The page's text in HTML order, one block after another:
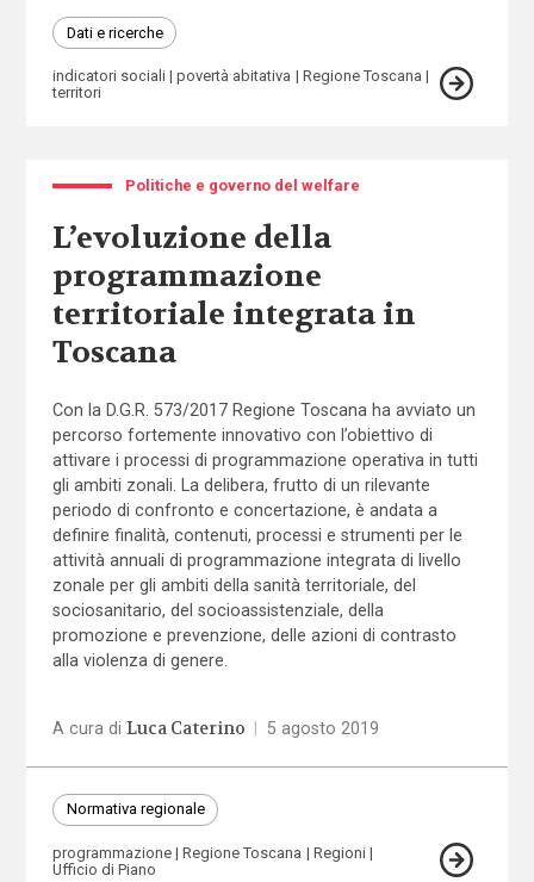
Dati e ricerche
indicatori sociali povertà abitativa
Regione Toscana
territori
Politiche e governo del welfare
L’evoluzione della
programmazione
territoriale integrata in
Toscana
Con la D.G.R. 573/2017 Regione Toscana ha avviato un
percorso fortemente innovativo con l’obiettivo di
attivare i processi di programmazione operativa in tutti
gli ambiti zonali. La delibera, frutto di un rilevante
periodo di confronto e concertazione, è andata a
definire finalità, contenuti, processi e strumenti per le
attività annuali di programmazione integrata di livello
zonale per gli ambiti della sanità territoriale, del
sociosanitario, del socioassistenziale, della
promozione e prevenzione, delle azioni di contrasto
alla violenza di genere.
A cura di Luca Caterino | 5 agosto 2019
Normativa regionale
programmazione Regione Toscana
Regioni
Ufficio di Piano